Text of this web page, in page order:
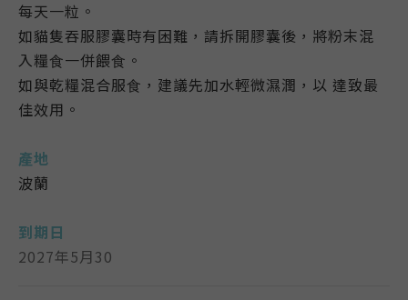
每天一粒。
如貓隻吞服膠囊時有困難，請拆開膠囊後，將粉末混
入糧⻝一併餵⻝。
如與乾糧混合服⻝，建議先加水輕微濕潤，以 達致最
佳效用。
產地
波蘭
到期日
2027年5月30